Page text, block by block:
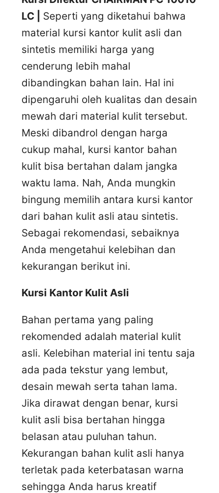
LC | Seperti yang diketahui bahwa
material kursi kantor kulit asli dan
sintetis memiliki harga yang
cenderung lebih mahal
dibandingkan bahan lain. Hal ini
dipengaruhi oleh kualitas dan desain
mewah dari material kulit tersebut.
Meski dibandrol dengan harga
cukup mahal, kursi kantor bahan
kulit bisa bertahan dalam jangka
waktu lama. Nah, Anda mungkin
bingung memilih antara kursi kantor
dari bahan kulit asli atau sintetis.
Sebagai rekomendasi, sebaiknya
Anda mengetahui kelebihan dan
kekurangan berikut ini.
Kursi Kantor Kulit Asli
Bahan pertama yang paling
rekomended adalah material kulit
asli. Kelebihan material ini tentu saja
ada pada tekstur yang lembut,
desain mewah serta tahan lama.
Jika dirawat dengan benar, kursi
kulit asli bisa bertahan hingga
belasan atau puluhan tahun.
Kekurangan bahan kulit asli hanya
terletak pada keterbatasan warna
sehingga Anda harus kreatif